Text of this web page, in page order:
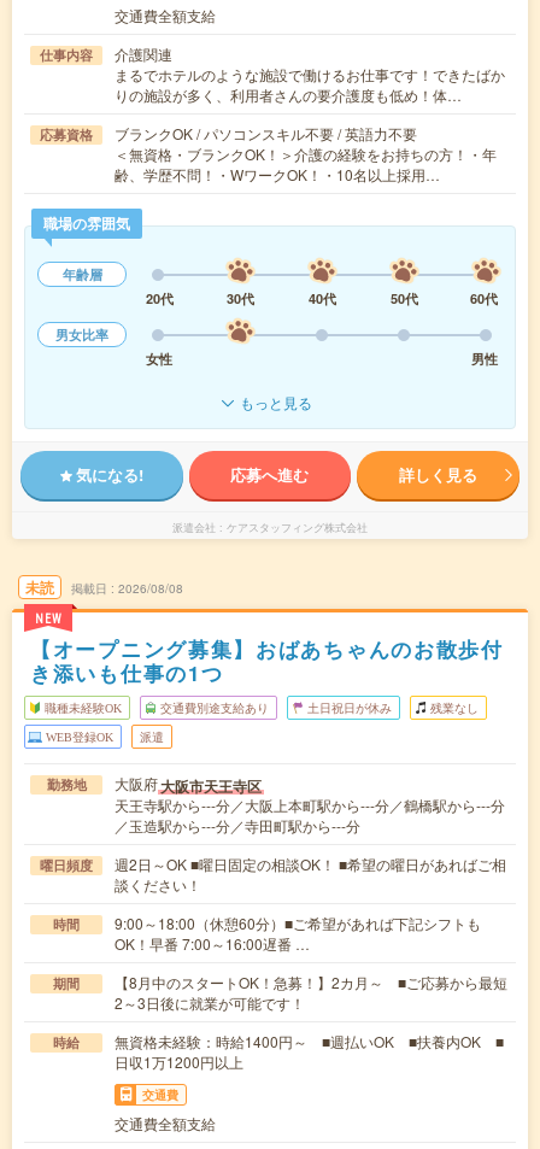
交通費全額支給
仕事内容
介護関連
まるでホテルのような施設で働けるお仕事です！できたばか
りの施設が多く、利用者さんの要介護度も低め！体…
応募資格
ブランクOK / パソコンスキル不要 / 英語力不要
＜無資格・ブランクOK！＞介護の経験をお持ちの方！・年
齢、学歴不問！・WワークOK！・10名以上採用…
職場の雰囲気
年齢層
20代
30代 40代 50代
60代
男女比率
女性
男性
もっと見る
気になる! 応募へ進む 詳しく見る
派遣会社 ケアスタッフィング株式会社
未読
NEW
掲載日 2026/08/08
【オープニング募集】おばあちゃんのお散歩付
き添いも仕事の1つ
職種未経験OK 交通費別途支給あり 土日祝日が休み 残業なし
WEB登録OK 派遣
勤務地 大阪府大阪市天王寺区
天王寺駅から---分／大阪上本町駅から---分／鶴橋駅から---分
／玉造駅から---分／寺田町駅から---分
曜日頻度
週2日～OK ■曜日固定の相談OK！ ■希望の曜日があればご相
談ください！
時間
9:00～18:00（休憩60分）■ご希望があれば下記シフトも
OK！早番 7:00～16:00遅番 …
期間
【8月中のスタートOK！急募！】2カ月～ ■ご応募から最短
2～3日後に就業が可能です！
時給
無資格未経験：時給1400円～ ■週払いOK ■扶養内OK ■
日収1万1200円以上
交通費
交通費全額支給